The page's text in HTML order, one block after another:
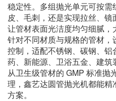
稳定性。多组抛光单元可按
皮、毛刺，还是实现拉丝、镜
让管材表面光洁度均匀细腻，
针对不同材质与规格的管材
控制，适配不锈钢、碳钢、
药、新能源、卫浴五金、建筑
从卫生级管材的 GMP 标准抛
理，鑫艺达圆管抛光机都能
方案。